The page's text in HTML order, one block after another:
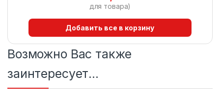
для товара)
Добавить все в корзину
Возможно Вас также
заинтересует…